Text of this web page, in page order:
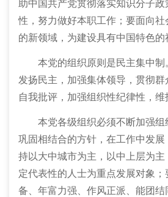
助中国共产党贯彻落实知识分子
性，努力做好本职工作；要面向
的新领域，为建设具有中国特色的
本党的组织原则是民主集中
发扬民主，加强集体领导，贯彻
自我批评，加强组织性纪律性，维
本党各级组织必须不断加强
巩固相结合的方针，在工作中发
持以大中城市为主，以中上层为
定代表性的人士为重点发展对象
备、年富力强、作风正派、能团